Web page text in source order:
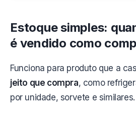
Estoque simples:
é vendido como
Funciona para produto que a
jeito que compra, como
por unidade, sorvete e similares.